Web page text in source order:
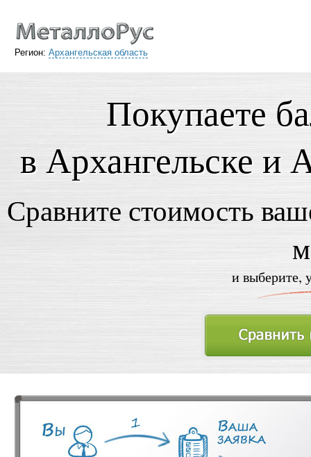
Регион: Архангельская область
Покупаете
в Архангельске и
Сравните стоимость
и выберите,